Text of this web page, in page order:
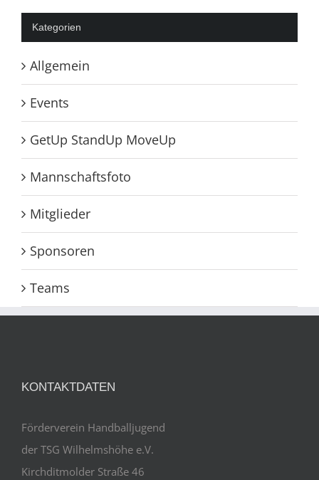
Kategorien
Allgemein
Events
GetUp StandUp MoveUp
Mannschaftsfoto
Mitglieder
Sponsoren
Teams
KONTAKTDATEN
Förderverein Handballjugend
der TSG Wilhelmshöhe e.V.
Kirchditmolder Straße 46